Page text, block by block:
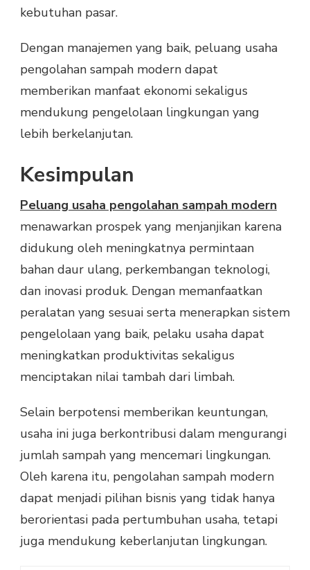
kebutuhan pasar.
Dengan manajemen yang baik, peluang usaha
pengolahan sampah modern dapat
memberikan manfaat ekonomi sekaligus
mendukung pengelolaan lingkungan yang
lebih berkelanjutan.
Kesimpulan
Peluang usaha pengolahan sampah modern
menawarkan prospek yang menjanjikan karena
didukung oleh meningkatnya permintaan
bahan daur ulang, perkembangan teknologi,
dan inovasi produk. Dengan memanfaatkan
peralatan yang sesuai serta menerapkan sistem
pengelolaan yang baik, pelaku usaha dapat
meningkatkan produktivitas sekaligus
menciptakan nilai tambah dari limbah.
Selain berpotensi memberikan keuntungan,
usaha ini juga berkontribusi dalam mengurangi
jumlah sampah yang mencemari lingkungan.
Oleh karena itu, pengolahan sampah modern
dapat menjadi pilihan bisnis yang tidak hanya
berorientasi pada pertumbuhan usaha, tetapi
juga mendukung keberlanjutan lingkungan.